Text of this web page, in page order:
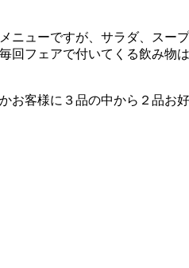
ニューですが、サラダ、ス
回フェアで付いてくる飲み
お客様に３品の中から２品お